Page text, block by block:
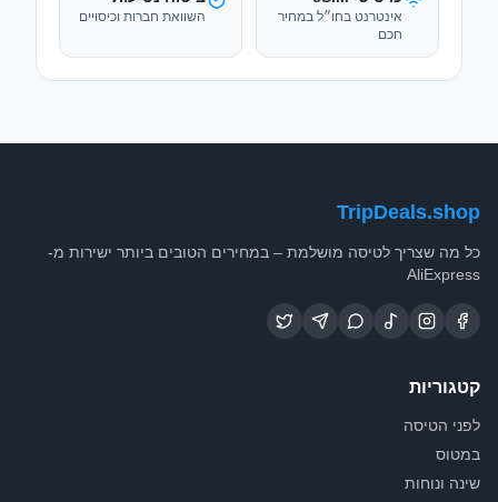
TripDeals.shop
כל מה שצריך לטיסה מושלמת – במחירים הטובים ביותר ישירות מ-
AliExpress
קטגוריות
לפני הטיסה
במטוס
שינה ונוחות